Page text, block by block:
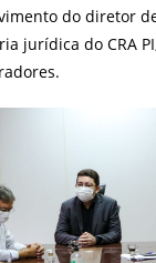
do diretor
jurídica do CRA